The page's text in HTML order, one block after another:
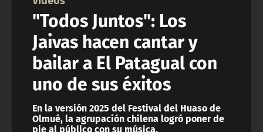
"Todos Juntos": Los
Jaivas hacen cantar y
bailar a El Patagual con
uno de sus éxitos
En la versión 2025 del Festival del Huaso de
Olmué, la agrupación chilena logró poner de
pie al público con su música.